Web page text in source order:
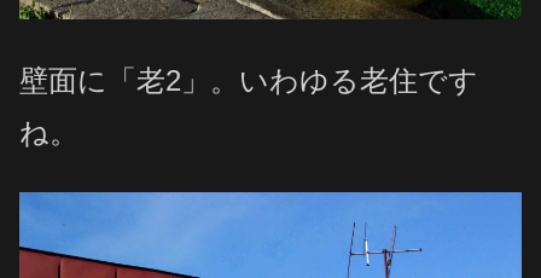
壁面に「老2」。いわゆる老住です
ね。